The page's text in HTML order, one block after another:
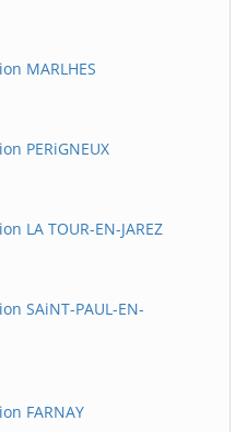
MARLHES
PERiGNEUX
LA TOUR-EN-JAREZ
SAiNT-PAUL-EN-
FARNAY